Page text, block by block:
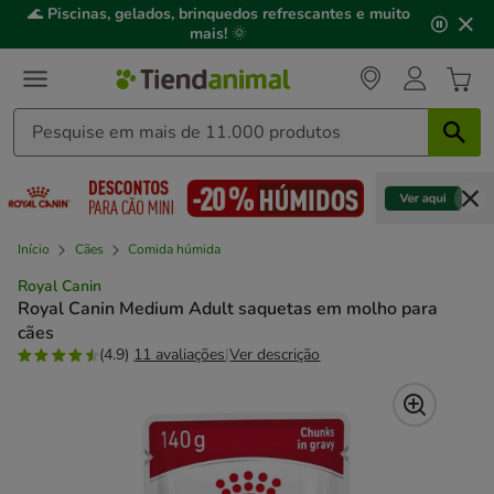
3,
mensagem,
🌊 Piscinas, gelados, brinquedos refrescantes e muito
mais! 🌞
Início Cães Comida húmida
Royal Canin
Royal Canin Medium Adult saquetas em molho para
cães
(4.9) 11 avaliações|Ver descrição